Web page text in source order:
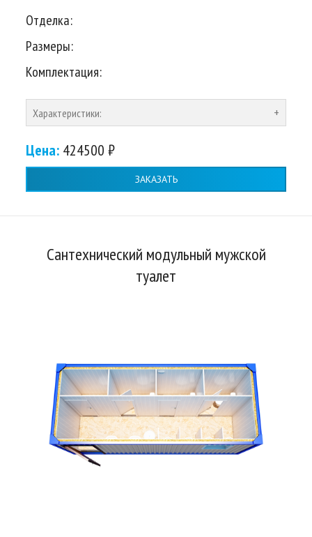
Отделка:
Размеры:
Комплектация:
Характеристики:
Цена: 424500 ₽
ЗАКАЗАТЬ
Сантехнический модульный мужской
туалет